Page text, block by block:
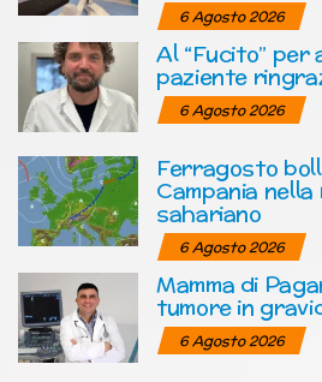
6 Agosto 2026
Al “Fucito” per
paziente
6 Agosto 2026
Ferragosto
Campania
sahariano
6 Agosto 2026
Mamma di
tumore in
6 Agosto 2026